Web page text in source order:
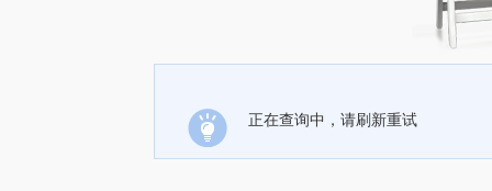
正在查询中，请刷新重试